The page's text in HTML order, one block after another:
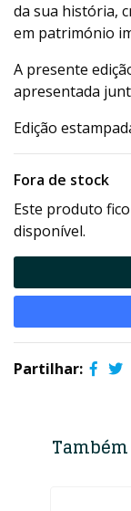
da sua história,
em património
A presente
apresentada
Edição
Fora de stock
Este produto
disponível.
Partilhar: